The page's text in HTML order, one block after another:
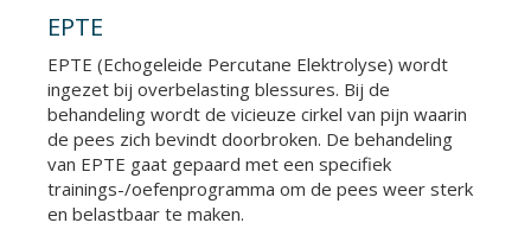
EPTE
EPTE (Echogeleide Percutane Elektrolyse) wordt
ingezet bij overbelasting blessures. Bij de
behandeling wordt de vicieuze cirkel van pijn waarin
de pees zich bevindt doorbroken. De behandeling
van EPTE gaat gepaard met een specifiek
trainings-/oefenprogramma om de pees weer sterk
en belastbaar te maken.